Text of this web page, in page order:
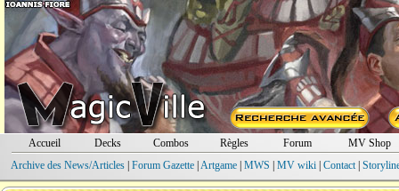
Accueil Decks Combos Règles Forum
MV Shop
Archive des News/Articles| Forum Gazette| Artgame| MWS MV wiki| Contact|